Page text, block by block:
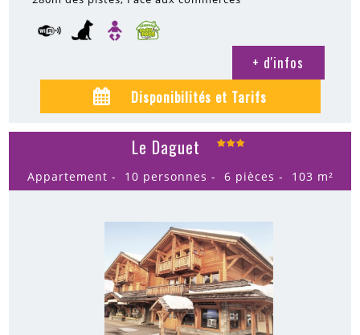
+ d'infos
Disponibilités et Tarifs
Le Daguet
Appartement 10 personnes 6 pièces 103 m²